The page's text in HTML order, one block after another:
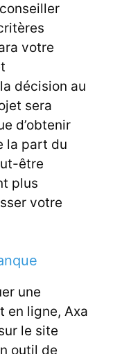
votre
décision au
sera
d’obtenir
la part du
être
plus
votre
une
en ligne, Axa
le site
outil de